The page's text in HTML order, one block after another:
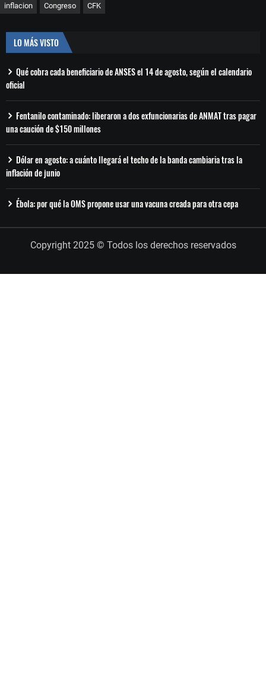
inflacion Congreso CFK
LO MÁS VISTO
Qué cobra cada beneficiario de ANSES el 14 de agosto, según el calendario
oficial
Fentanilo contaminado: liberaron a dos exfuncionarias de ANMAT tras pagar
una caución de $150 millones
Dólar en agosto: a cuánto llegará el techo de la banda cambiaria tras la
inflación de junio
Ébola: por qué la OMS propone usar una vacuna creada para otra cepa
Copyright 2025 © Todos los derechos reservados